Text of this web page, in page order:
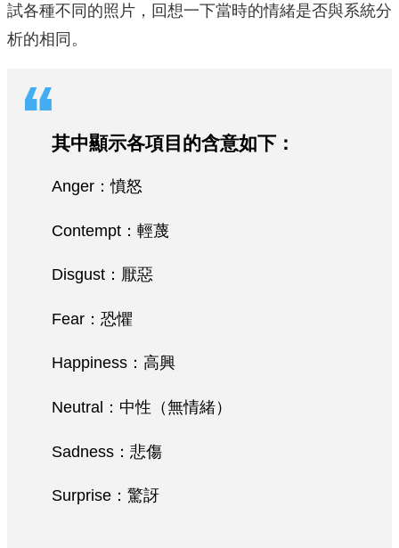
試各種不同的照片，回想一下當時的情緒是否與系統分
析的相同。
其中顯示各項目的含意如下：
Anger：憤怒
Contempt：輕蔑
Disgust：厭惡
Fear：恐懼
Happiness：高興
Neutral：中性（無情緒）
Sadness：悲傷
Surprise：驚訝